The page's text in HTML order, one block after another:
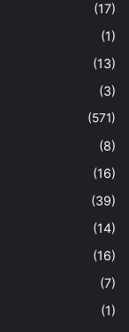
(17)
(1)
(13)
(3)
(571)
(8)
(16)
(39)
(14)
(16)
(7)
(1)